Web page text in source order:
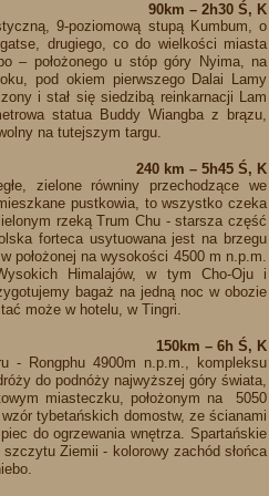
90km – 2h30 Ś, K
9-poziomową stupą Kumbum, o
drugiego, co do wielkości miasta
– położonego u stóp góry Nyima, na
pod okiem pierwszego Dalai Lamy
i stał się siedzibą reinkarnacji Lam
statua Buddy Wiangba z brązu,
na tutejszym targu.
240 km – 5h45 Ś, K
zielone równiny przechodzące we
pustkowia, to wszystko czeka
rzeką Trum Chu - starsza część
forteca usytuowana jest na brzegu
położonej na wysokości 4500 m n.p.m.
Himalajów, w tym Cho-Oju i
bagaż na jedną noc w obozie
może w hotelu, w Tingri.
150km – 6h Ś, K
- Rongphu 4900m n.p.m., kompleksu
do podnóży najwyższej góry świata,
miasteczku, położonym na 5050
tybetańskich domostw, ze ścianami
do ogrzewania wnętrza. Spartańskie
Ziemii - kolorowy zachód słońca